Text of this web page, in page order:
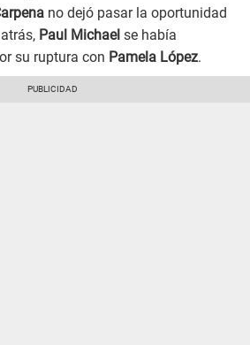
no dejó pasar la oportunidad
Paul Michael se había
su ruptura con Pamela López.